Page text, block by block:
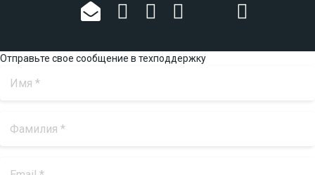
Отправьте свое сообщение в техподдержку